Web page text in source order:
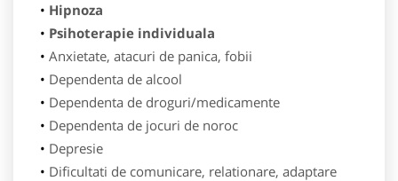
Hipnoza
Psihoterapie individuala
Anxietate, atacuri de panica, fobii
Dependenta de alcool
Dependenta de droguri/medicamente
Dependenta de jocuri de noroc
Depresie
Dificultati de comunicare, relationare, adaptare